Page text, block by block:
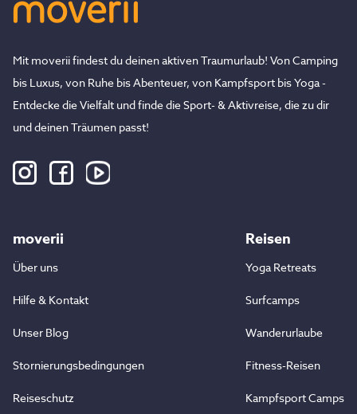
Mit moverii findest du deinen aktiven Traumurlaub! Von Camping
bis Luxus, von Ruhe bis Abenteuer, von Kampfsport bis Yoga -
Entdecke die Vielfalt und finde die Sport- & Aktivreise, die zu dir
und deinen Träumen passt!
moverii
Über uns
Hilfe & Kontakt
Unser Blog
Stornierungsbedingungen
Reiseschutz
Reisen
Yoga Retreats
Surfcamps
Wanderurlaube
Fitness-Reisen
Kampfsport Camps